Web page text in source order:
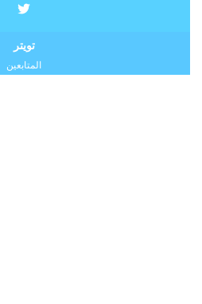
تويتر
المتابعين